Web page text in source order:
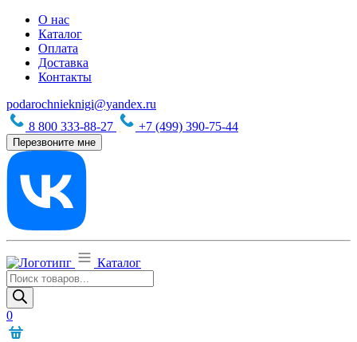
О нас
Каталог
Оплата
Доставка
Контакты
podarochnieknigi@yandex.ru
8 800 333-88-27
+7 (499) 390-75-44
Перезвоните мне
Каталог
Поиск
товаров
0